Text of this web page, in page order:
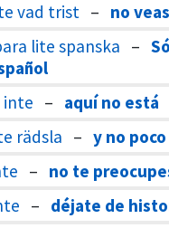
vad trist – no
lite spanska –
inte – aquí no está
rädsla – y no
– no te
– déjate de